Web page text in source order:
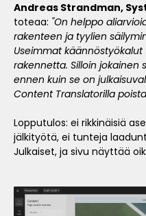
Andreas Strandman,
toteaa: "On helppo
rakenteen ja tyylien
Useimmat
rakennetta. Silloin jokainen
ennen kuin se on
Content Translatorilla
Lopputulos: ei rikkinäisiä
jälkityötä, ei tunteja
Julkaiset, ja sivu näyttää